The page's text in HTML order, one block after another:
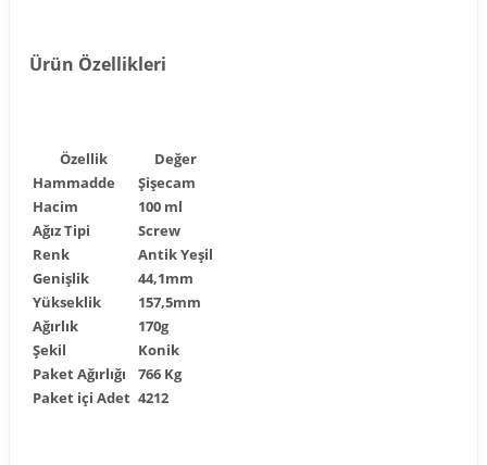
Ürün Özellikleri
Özellik
Değer
Hammadde
Şişecam
Hacim
100 ml
Ağız Tipi
Screw
Renk
Antik Yeşil
Genişlik
44,1mm
Yükseklik
157,5mm
Ağırlık
170g
Şekil
Konik
Paket Ağırlığı
766 Kg
Paket içi Adet 4212